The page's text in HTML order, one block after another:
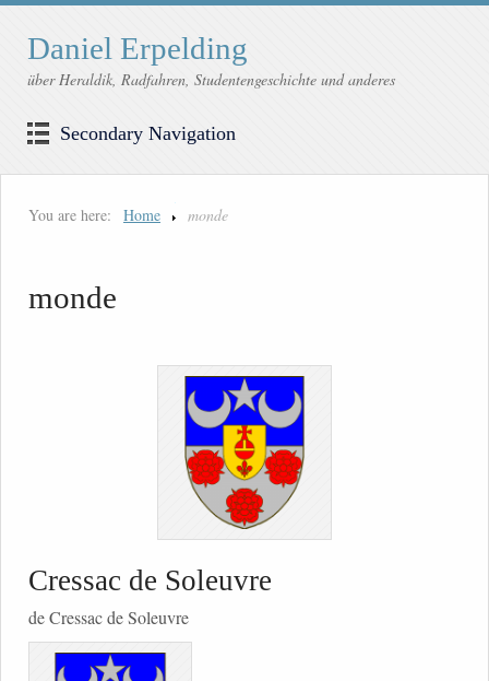
Daniel Erpelding
über Heraldik, Radfahren, Studentengeschichte und anderes
Secondary Navigation
You are here: Home monde
monde
Cressac de Soleuvre
de Cressac de Soleuvre